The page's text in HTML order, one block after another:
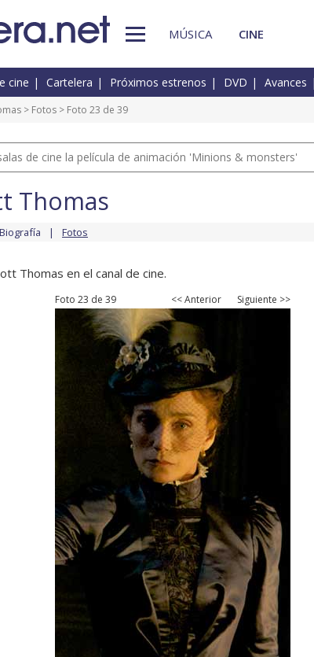
MÚSICA CINE
cine Cartelera Próximos estrenos DVD Avances
> Fotos > Foto 23 de 39
de cine la película de animación 'Minions & monsters'
Thomas
Biografía Fotos
Thomas en el canal de cine.
Foto 23 de 39 << Anterior Siguiente >>